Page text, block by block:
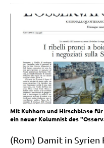
Mit Kuhhorn und Hirschblase
ein neuer Kolumnist des
(Rom) Damit in